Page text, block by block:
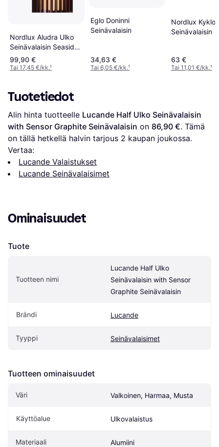
Nordlux Aludra Ulko
Seinävalaisin Seaside
Brown Metallic
Seinävalaisin
99,90 €
Tai 17,45 €/kk.¹
Eglo Doninni
Seinävalaisin
34,63 €
Tai 6,05 €/kk.¹
Nordlux
Seinävalaisin
63 €
Tai 11,01 €/kk.¹
Tuotetiedot
Alin hinta tuotteelle Lucande Half Ulko Seinävalaisin
with Sensor Graphite Seinävalaisin on 86,90 €. Tämä
on tällä hetkellä halvin tarjous 2 kaupan joukossa.
Vertaa:
Lucande Valaistukset
Lucande Seinävalaisimet
Ominaisuudet
Tuote
Tuotteen nimi
Lucande Half Ulko
Seinävalaisin with Sensor
Graphite Seinävalaisin
Brändi Lucande
Tyyppi Seinävalaisimet
Tuotteen ominaisuudet
Väri Valkoinen, Harmaa, Musta
Käyttöalue Ulkovalaistus
Materiaali Alumiini